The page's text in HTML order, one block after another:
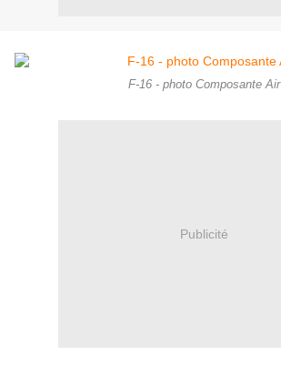
F-16 - photo Composante Air
Publicité